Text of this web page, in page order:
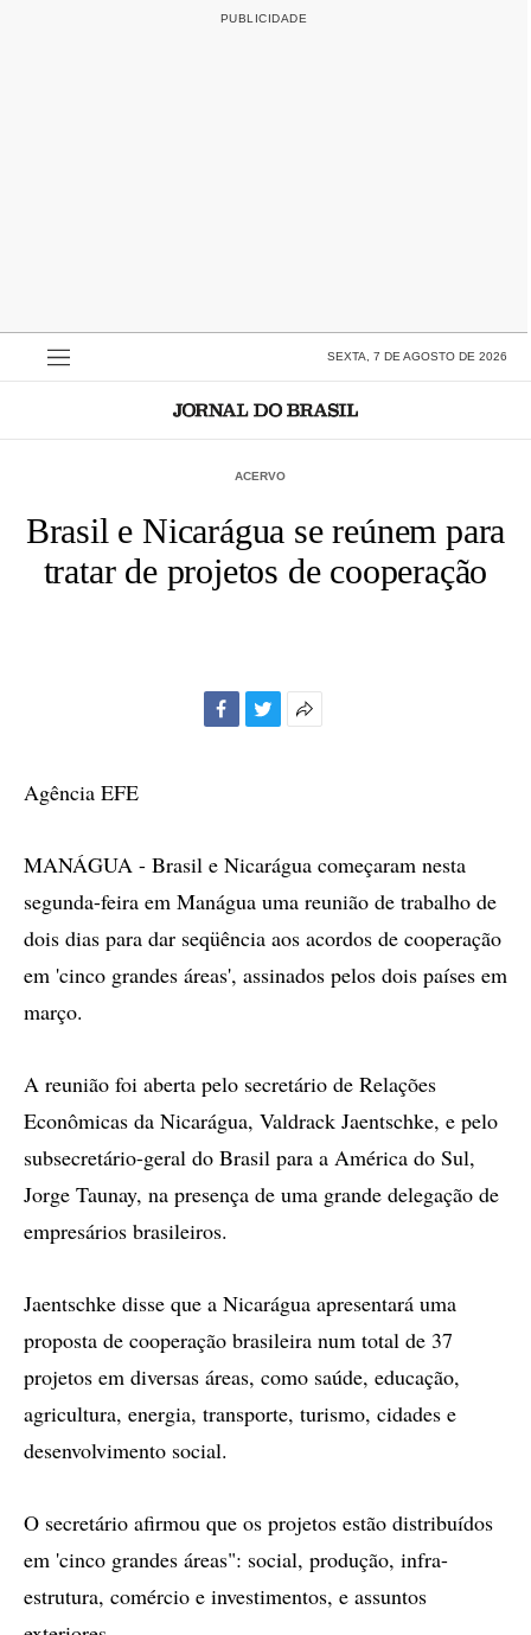
SEXTA, 7 DE AGOSTO DE 2026
ACERVO
Brasil e Nicarágua se reúnem para
tratar de projetos de cooperação
Agência EFE
MANÁGUA - Brasil e Nicarágua começaram nesta
segunda-feira em Manágua uma reunião de trabalho de
dois dias para dar seqüência aos acordos de cooperação
em 'cinco grandes áreas', assinados pelos dois países em
março.
A reunião foi aberta pelo secretário de Relações
Econômicas da Nicarágua, Valdrack Jaentschke, e pelo
subsecretário-geral do Brasil para a América do Sul,
Jorge Taunay, na presença de uma grande delegação de
empresários brasileiros.
Jaentschke disse que a Nicarágua apresentará uma
proposta de cooperação brasileira num total de 37
projetos em diversas áreas, como saúde, educação,
agricultura, energia, transporte, turismo, cidades e
desenvolvimento social.
O secretário afirmou que os projetos estão distribuídos
em 'cinco grandes áreas": social, produção, infra-
estrutura, comércio e investimentos, e assuntos